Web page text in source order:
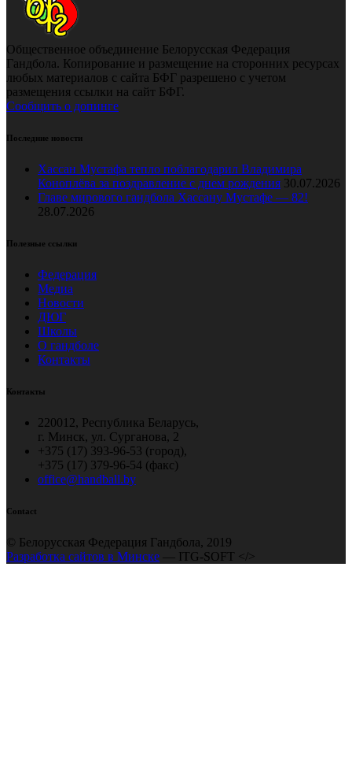
Общественное объединение Белорусская Федерация
Гандбола. Копирование и размещение на сторонних ресурсах
любых материалов с сайта БФГ разрешено с учетом
размещения ссылки на сайт БФГ.
Сообщить о допинге
Последние новости
Хассан Мустафа тепло поблагодарил Владимира
Коноплёва за поздравление с днем рождения 30.07.2026
Главе мирового гандбола Хассану Мустафе — 82!
28.07.2026
Полезные ссылки
Федерация
Медиа
Новости
ДЮГ
Школы
О гандболе
Контакты
Контакты
220012, Республика Беларусь,
г. Минск, ул. Сурганова, 2
+375 (17) 393-96-53 (город),
+375 (17) 379-96-54 (факс)
office@handball.by
Contact
© Белорусская Федерация Гандбола, 2019
Разработка сайтов в Минске — ITG-SOFT </>